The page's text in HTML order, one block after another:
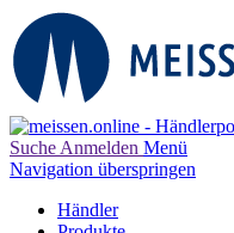
Suche Anmelden Menü
Navigation überspringen
Händler